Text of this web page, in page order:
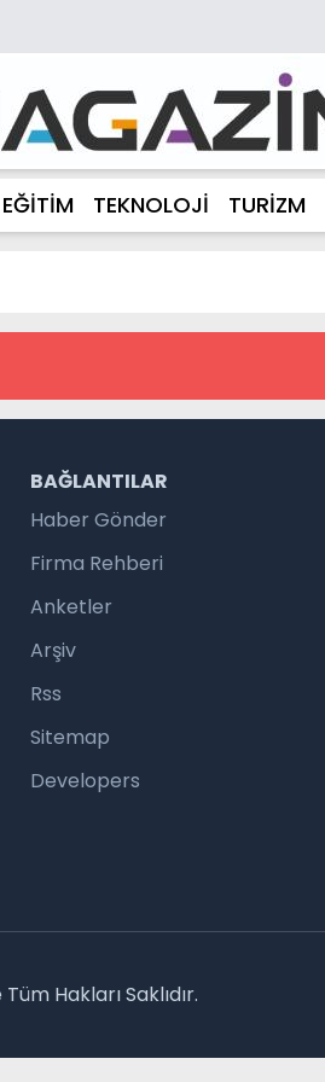
EĞİTİM TEKNOLOJİ TURİZM
BAĞLANTILAR
Haber Gönder
Firma Rehberi
Anketler
Arşiv
Rss
Sitemap
Developers
Hakları Saklıdır.